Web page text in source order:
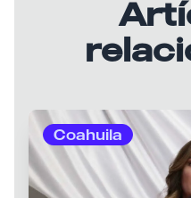
Coahuila